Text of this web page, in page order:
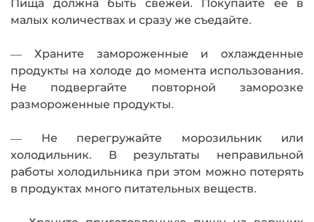
Пища должна быть свежей. Покупайте ее в
малых количествах и сразу же съедайте.
— Храните замороженные и охлажденные
продукты на холоде до момента использования.
Не подвергайте повторной заморозке
размороженные продукты.
— Не перегружайте морозильник или
холодильник. В результаты неправильной
работы холодильника при этом можно потерять
в продуктах много питательных веществ.